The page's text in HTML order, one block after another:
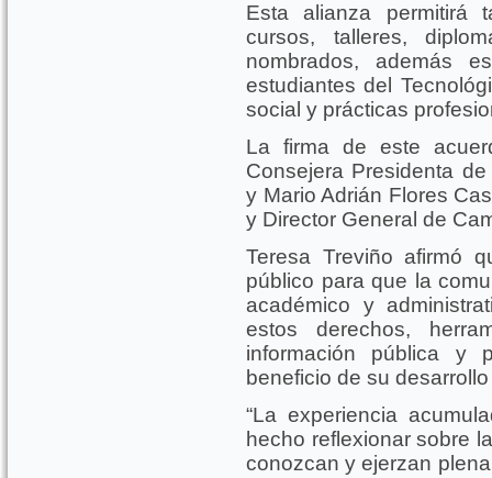
Esta alianza permitirá
cursos, talleres,
nombrados, además
estudiantes del
social y prácticas
La firma de este
Consejera Presidenta
y Mario Adrián Flores
y Director General de
Teresa Treviño afirmó
público para que la
académico y
estos derechos,
información pública y
beneficio de su
“La experiencia
hecho reflexionar sobre
conozcan y ejerzan